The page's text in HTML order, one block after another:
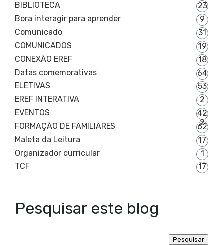
BIBLIOTECA
23
Bora interagir para aprender
9
Comunicado
31
COMUNICADOS
19
CONEXÃO EREF
18
Datas comemorativas
64
ELETIVAS
53
EREF INTERATIVA
2
EVENTOS
42
2
FORMAÇÃO DE FAMILIARES
62
Maleta da Leitura
17
Organizador curricular
1
TCF
17
Pesquisar este blog